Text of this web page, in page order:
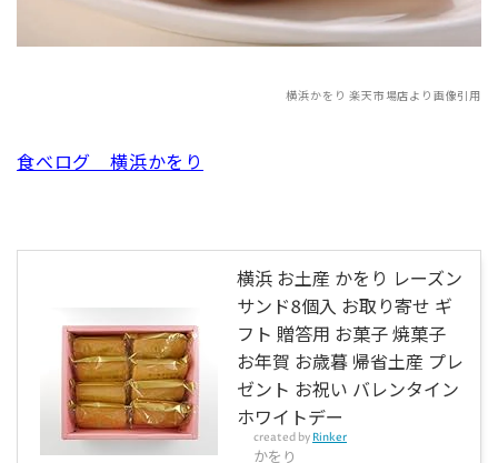
横浜かをり 楽天市場店より画像引用
食べログ 横浜かをり
横浜 お土産 かをり レーズン
サンド8個入 お取り寄せ ギ
フト 贈答用 お菓子 焼菓子
お年賀 お歳暮 帰省土産 プレ
ゼント お祝い バレンタイン
ホワイトデー
created by Rinker
かをり